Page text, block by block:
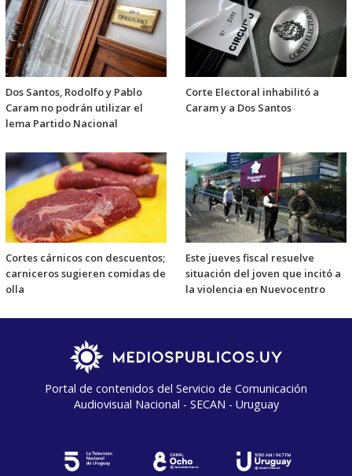
Dos Santos, Rodolfo y Pablo
Caram no podrán utilizar el
lema Partido Nacional
Corte Electoral inhabilitó a
Caram y a Dos Santos
Cortes cárnicos con descuentos;
carniceros sugieren comidas de
olla
Este jueves fiscal resuelve
situación del joven que incitó a
la violencia en Nuevocentro
Portal de contenidos del Servicio de Comunicación
Audiovisual Nacional - SECAN - Uruguay